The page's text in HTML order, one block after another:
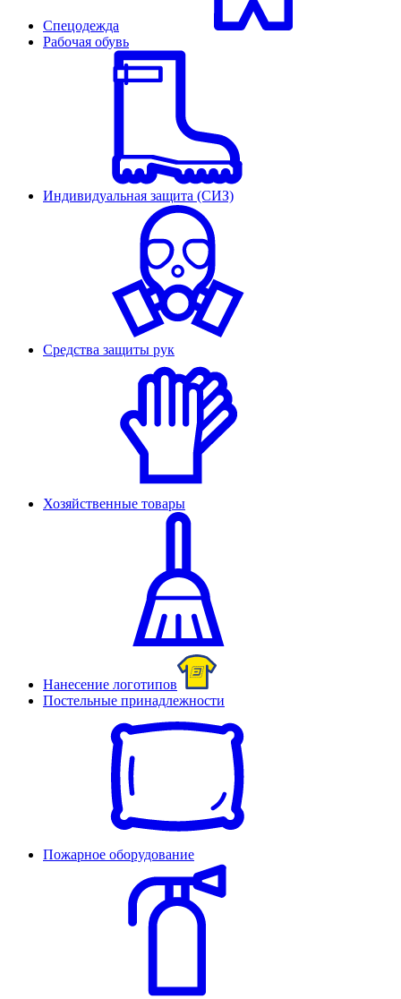
Спецодежда
Рабочая обувь
Индивидуальная защита (СИЗ)
Средства защиты рук
Хозяйственные товары
Нанесение логотипов
Постельные принадлежности
Пожарное оборудование